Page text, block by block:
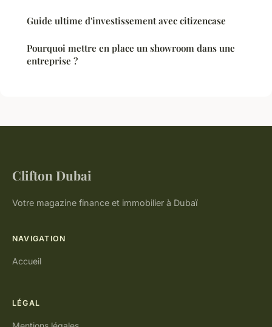
Guide ultime d'investissement avec citizencase
Pourquoi mettre en place un showroom dans une
entreprise ?
Clifton Dubai
Votre magazine finance et immobilier à Dubaï
NAVIGATION
Accueil
LÉGAL